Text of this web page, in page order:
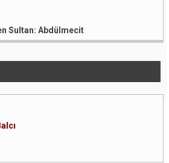
Sultan: Abdülmecit